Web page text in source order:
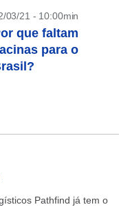
03/21 - 10:00min
que faltam
para o
Pathfind já tem o